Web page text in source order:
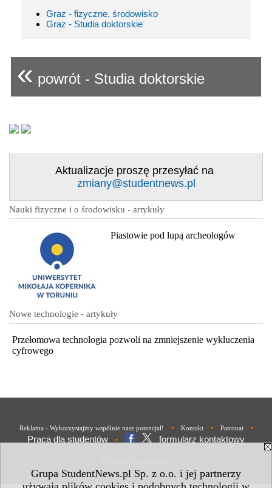
Grupa StudentNews.pl Sp. z o.o. i jej partnerzy
Graz - fizyczne, środowisko
Graz - Studia doktorskie
« powrót - Studia doktorskie
Aktualizacje proszę przesyłać na
zmiany@studentnews.pl
Nauki fizyczne i o środowisku - artykuły
Piastowie pod lupą archeologów
Nowe technologie - artykuły
Przełomowa technologia pozwoli na zmniejszenie wykluczenia
cyfrowego
Reklama - Wykorzystajmy wspólnie nasz potencjał! • Kontakt • Patronat •
Praca dla studentów • formularz kontaktowy